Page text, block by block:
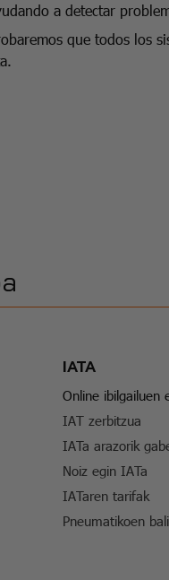
a detectar
que todos los
IATA
Online ibilgailuen
IAT zerbitzua
IATa arazorik
Noiz egin IATa
IATaren tarifak
Pneumatikoen